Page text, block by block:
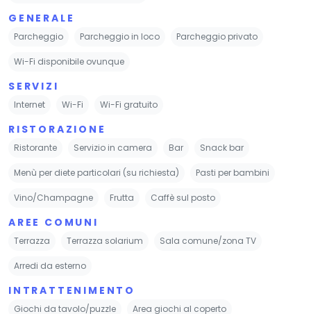
GENERALE
Parcheggio Parcheggio in loco Parcheggio privato
Wi-Fi disponibile ovunque
SERVIZI
Internet Wi-Fi Wi-Fi gratuito
RISTORAZIONE
Ristorante Servizio in camera Bar Snack bar
Menù per diete particolari (su richiesta) Pasti per bambini
Vino/Champagne Frutta Caffè sul posto
AREE COMUNI
Terrazza Terrazza solarium Sala comune/zona TV
Arredi da esterno
INTRATTENIMENTO
Giochi da tavolo/puzzle Area giochi al coperto